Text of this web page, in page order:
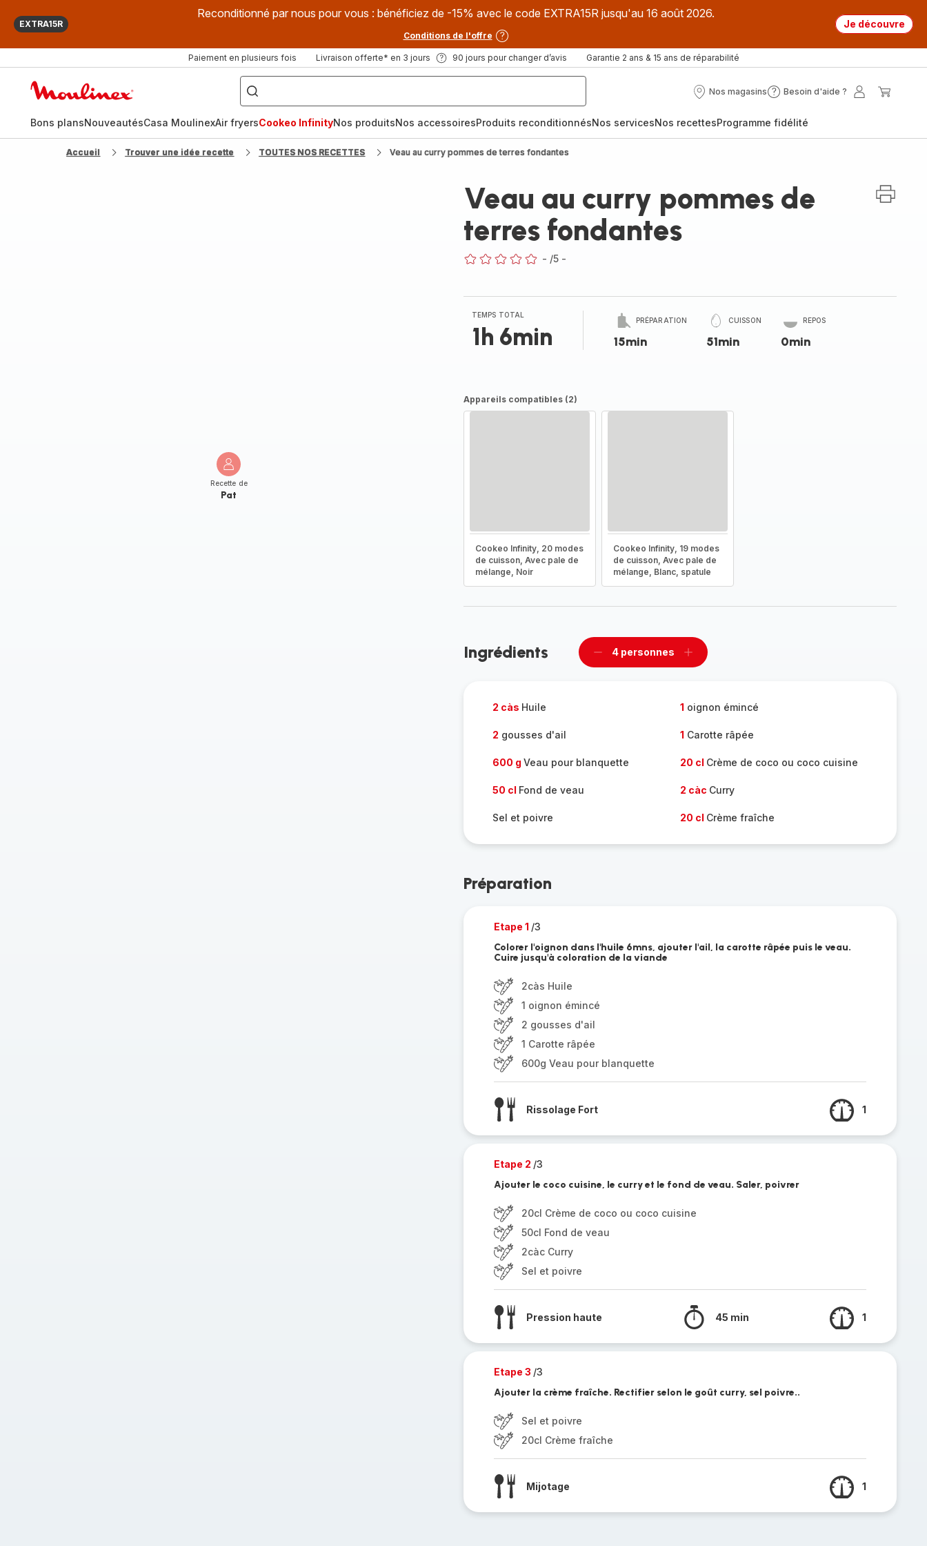
EXTRA15R
Reconditionné par nous pour vous : bénéficiez de -15% avec le code EXTRA15R jusqu'au 16 août 2026.
Conditions de l'offre
Je découvre
Paiement en plusieurs fois Livraison offerte* en 3 jours 90 jours pour changer d’avis Garantie 2 ans & 15 ans de réparabilité
["Que
recherchez-
vous
?",
fryer",
"Companion"]
Nos magasins
Nos
Besoin d'aide ?
Besoin
?
Mon
Bons plansNouveautésCasa MoulinexAir fryersCookeo InfinityNos produitsNos accessoiresProduits reconditionnésNos servicesNos recettesProgramme fidélité
Accueil Trouver une idée recette TOUTES NOS RECETTES Veau au curry pommes de terres fondantes
Recette de
Pat
Veau au curry pommes de
terres fondantes
- /5 -
TEMPS TOTAL
1h 6min
PRÉPARATION
15min
CUISSON
51min
REPOS
0min
Appareils compatibles (2)
Cookeo Infinity, 20 modes
de cuisson, Avec pale de
mélange, Noir
Cookeo Infinity, 19 modes
de cuisson, Avec pale de
mélange, Blanc, spatule
Ingrédients
Supprimer
4 personnes
Ajouter
2 càs Huile 1 oignon émincé
2 gousses d'ail 1 Carotte râpée
600 g Veau pour blanquette 20 cl Crème de coco ou coco cuisine
50 cl Fond de veau 2 càc Curry
Sel et poivre 20 cl Crème fraîche
Préparation
Etape 1 /3
Colorer l'oignon dans l'huile 6mns, ajouter l'ail, la carotte râpée puis le veau.
Cuire jusqu'à coloration de la viande
2càs Huile
1 oignon émincé
2 gousses d'ail
1 Carotte râpée
600g Veau pour blanquette
Rissolage Fort 1
Etape 2 /3
Ajouter le coco cuisine, le curry et le fond de veau. Saler, poivrer
20cl Crème de coco ou coco cuisine
50cl Fond de veau
2càc Curry
Sel et poivre
Pression haute 45 min 1
Etape 3 /3
Ajouter la crème fraîche. Rectifier selon le goût curry, sel poivre..
Sel et poivre
20cl Crème fraîche
Mijotage 1